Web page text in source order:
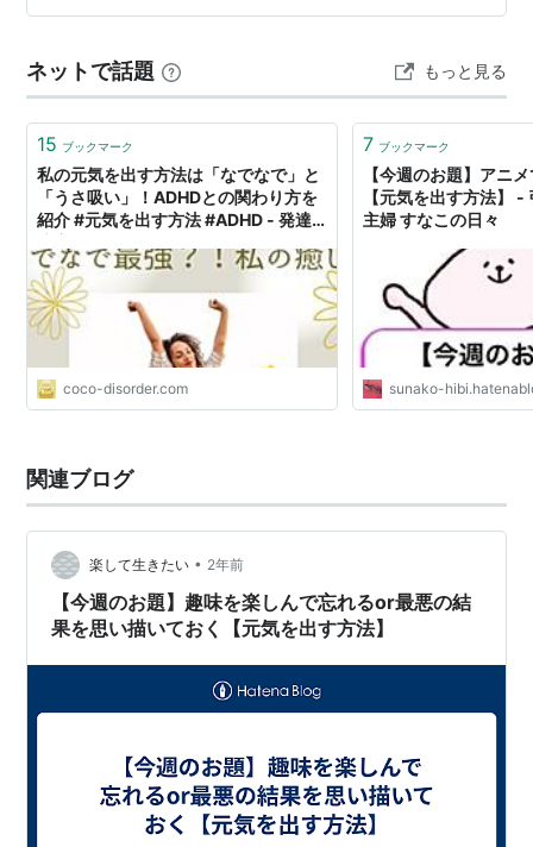
６の楽曲は、どれも元気づけられるのものが 多く、いろ
が、、、、 １、青春の馬 目覚ましにもしています。今日
も１日頑張ろ…
ネットで話題 もっと見る
15 ブックマーク
私の元気を出す方法は「なでなで」と
「うさ吸い」！ADHDとの関わり方を
紹介 #元気を出す方法 #ADHD - 発達
coco-disorder.com
7 ブックマーク
【今週のお題】アニ
【元気を出す方法】
主婦 すなこの日々
sunako-
関連ブログ
楽して生きたい • 2年前
【今週のお題】趣味を楽しんで忘れるor最悪の結
果を思い描いておく【元気を出す方法】